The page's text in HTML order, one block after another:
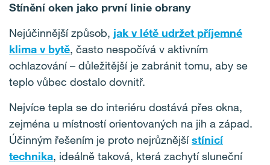
Stínění oken jako první linie obrany
Nejúčinnější způsob, jak v létě udržet příjemné
klima v bytě, často nespočívá v aktivním
ochlazování – důležitější je zabránit tomu, aby se
teplo vůbec dostalo dovnitř.
Nejvíce tepla se do interiéru dostává přes okna,
zejména u místností orientovaných na jih a západ.
Účinným řešením je proto nejrůznějšístínicí
technika, ideálně taková, která zachytí sluneční